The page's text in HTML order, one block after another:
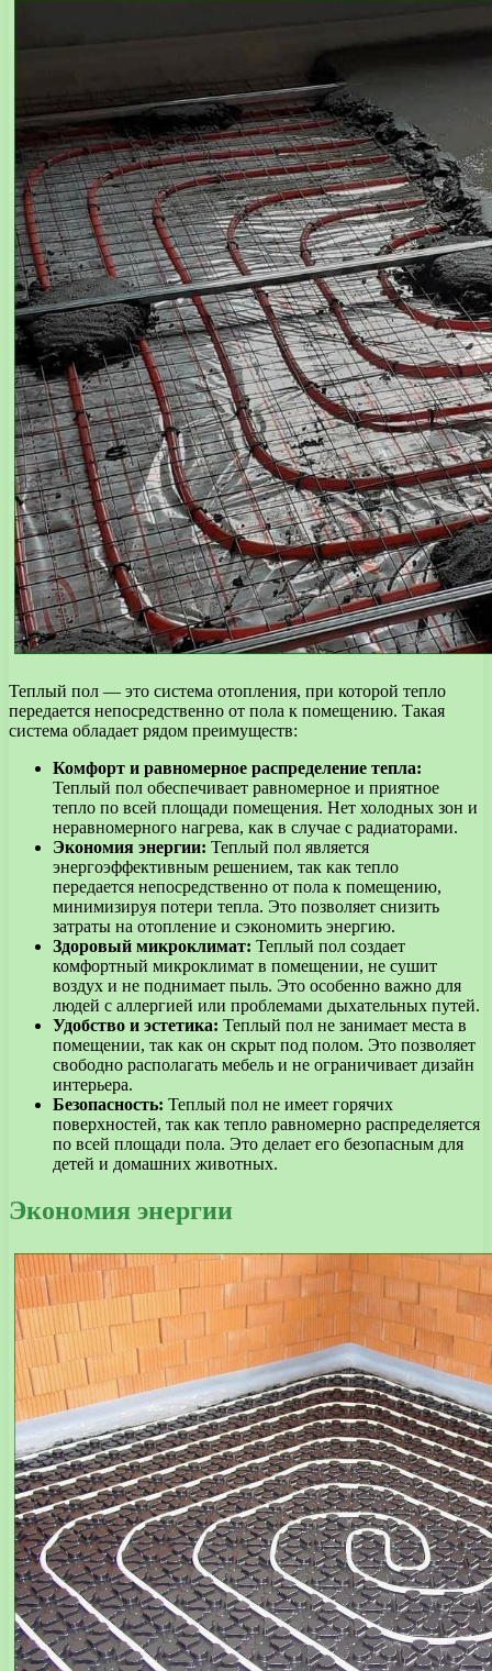
Теплый пол — это система отопления, при которой тепло
передается непосредственно от пола к помещению. Такая
система обладает рядом преимуществ:
Комфорт и равномерное распределение тепла:
Теплый пол обеспечивает равномерное и приятное
тепло по всей площади помещения. Нет холодных зон и
неравномерного нагрева, как в случае с радиаторами.
Экономия энергии: Теплый пол является
энергоэффективным решением, так как тепло
передается непосредственно от пола к помещению,
минимизируя потери тепла. Это позволяет снизить
затраты на отопление и сэкономить энергию.
Здоровый микроклимат: Теплый пол создает
комфортный микроклимат в помещении, не сушит
воздух и не поднимает пыль. Это особенно важно для
людей с аллергией или проблемами дыхательных путей.
Удобство и эстетика: Теплый пол не занимает места в
помещении, так как он скрыт под полом. Это позволяет
свободно располагать мебель и не ограничивает дизайн
интерьера.
Безопасность: Теплый пол не имеет горячих
поверхностей, так как тепло равномерно распределяется
по всей площади пола. Это делает его безопасным для
детей и домашних животных.
Экономия энергии